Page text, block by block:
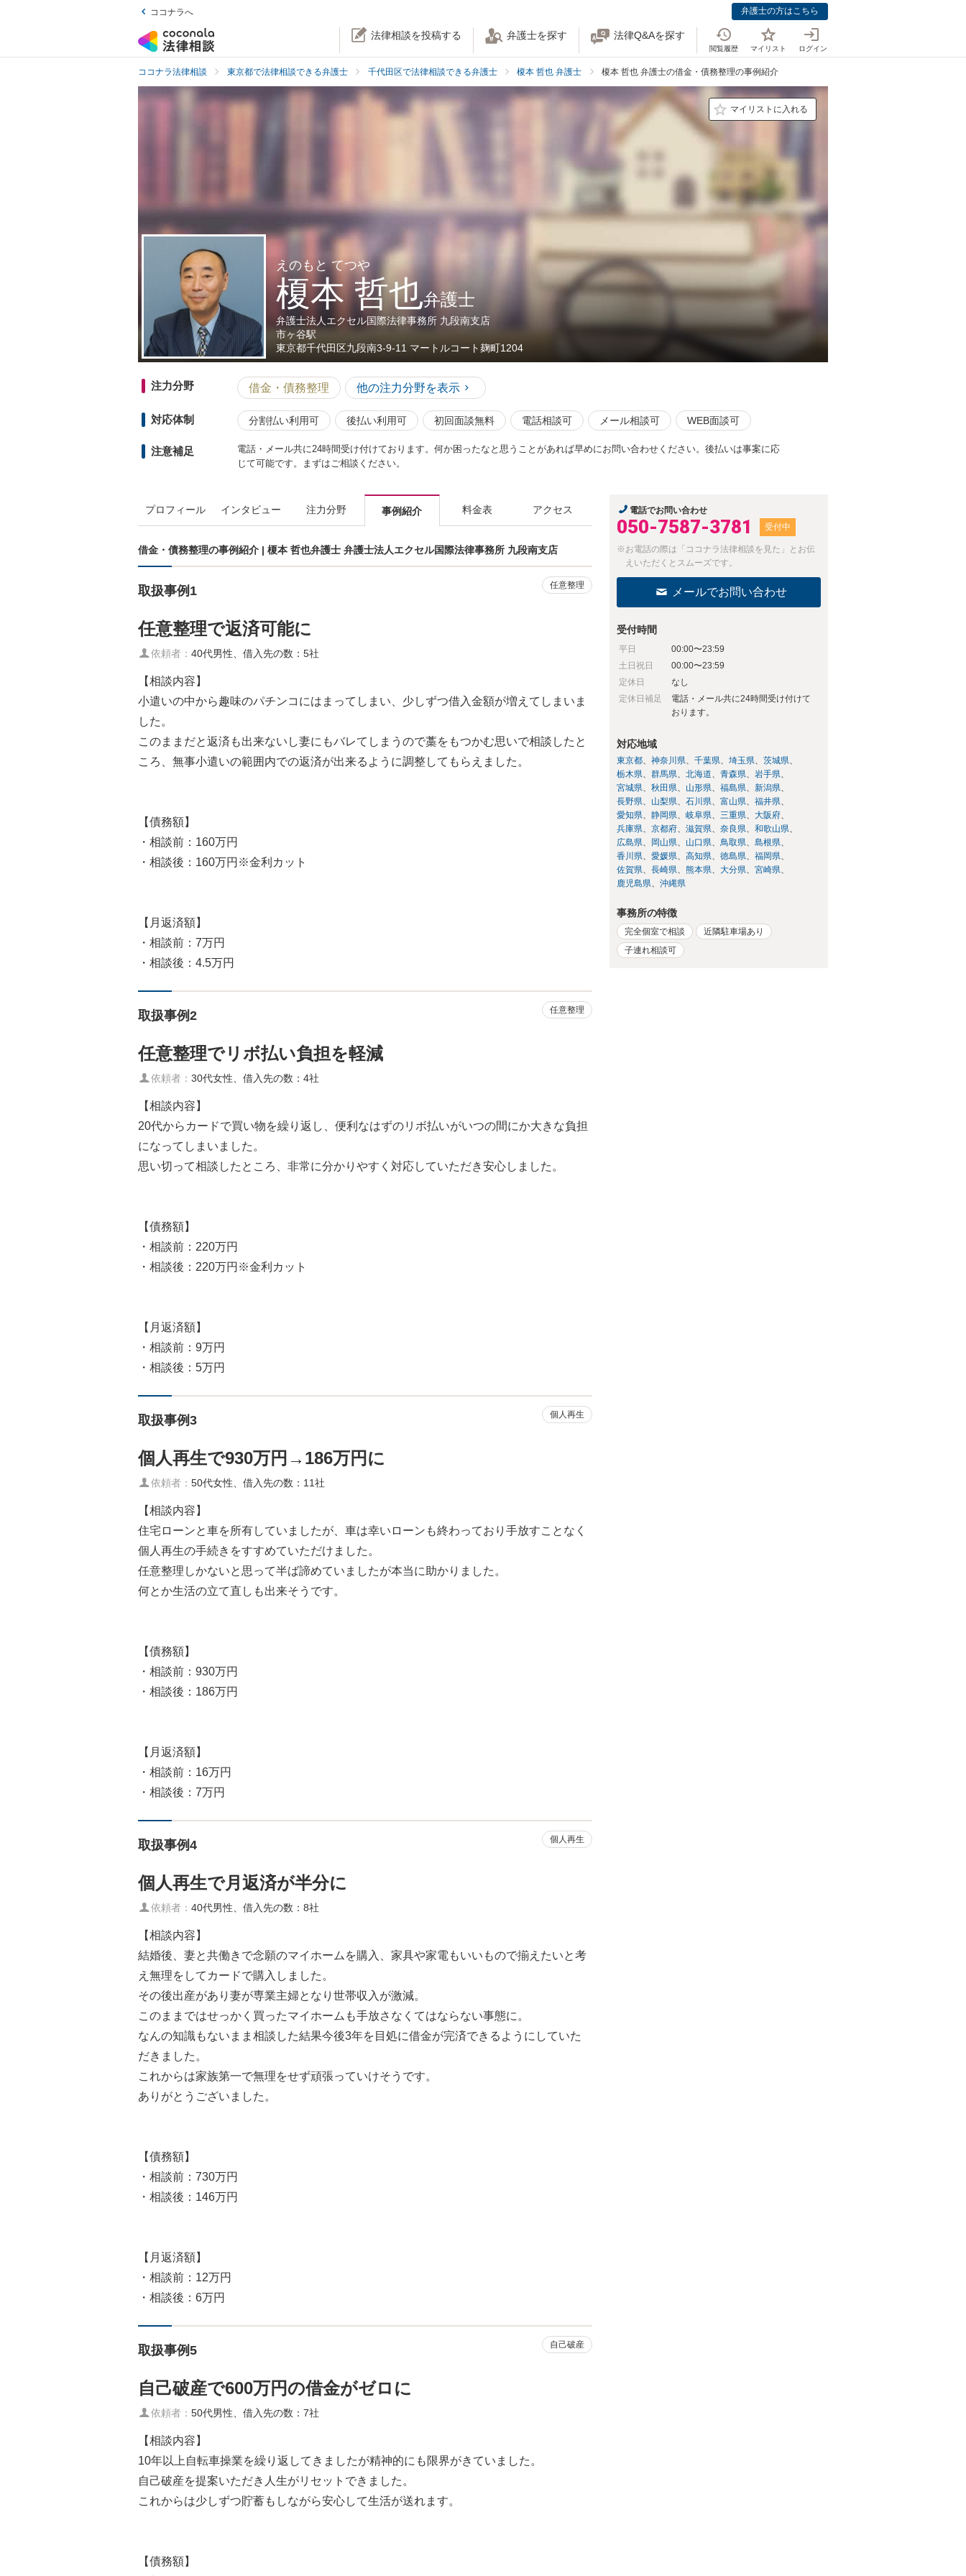
ココナラへ 弁護士の方はこちら
法律相談を投稿する 弁護士を探す 法律Q&Aを探す
閲覧履歴 マイリスト ログイン
ココナラ法律相談 東京都で法律相談できる弁護士 千代田区で法律相談できる弁護士 榎本 哲也 弁護士 榎本 哲也 弁護士の借金・債務整理の事例紹介
マイリストに入れる
えのもと てつや
榎本 哲也弁護士
弁護士法人エクセル国際法律事務所 九段南支店
市ヶ谷駅
東京都千代田区九段南3-9-11 マートルコート麹町1204
注力分野 借金・債務整理 他の注力分野を表示
対応体制 分割払い利用可 後払い利用可 初回面談無料 電話相談可 メール相談可 WEB面談可
注意補足
電話・メール共に24時間受け付けております。何か困ったなと思うことがあれば早めにお問い合わせください。後払いは事案に応
じて可能です。まずはご相談ください。
プロフィール インタビュー 注力分野 事例紹介 料金表 アクセス
借金・債務整理の事例紹介 | 榎本 哲也弁護士 弁護士法人エクセル国際法律事務所 九段南支店
取扱事例1 任意整理
任意整理で返済可能に
依頼者：40代男性、借入先の数：5社
【相談内容】
小遣いの中から趣味のパチンコにはまってしまい、少しずつ借入金額が増えてしまいま
した。
このままだと返済も出来ないし妻にもバレてしまうので藁をもつかむ思いで相談したと
ころ、無事小遣いの範囲内での返済が出来るように調整してもらえました。
【債務額】
・相談前：160万円
・相談後：160万円※金利カット
【月返済額】
・相談前：7万円
・相談後：4.5万円
取扱事例2 任意整理
任意整理でリボ払い負担を軽減
依頼者：30代女性、借入先の数：4社
【相談内容】
20代からカードで買い物を繰り返し、便利なはずのリボ払いがいつの間にか大きな負担
になってしまいました。
思い切って相談したところ、非常に分かりやすく対応していただき安心しました。
【債務額】
・相談前：220万円
・相談後：220万円※金利カット
【月返済額】
・相談前：9万円
・相談後：5万円
取扱事例3 個人再生
個人再生で930万円→186万円に
依頼者：50代女性、借入先の数：11社
【相談内容】
住宅ローンと車を所有していましたが、車は幸いローンも終わっており手放すことなく
個人再生の手続きをすすめていただけました。
任意整理しかないと思って半ば諦めていましたが本当に助かりました。
何とか生活の立て直しも出来そうです。
【債務額】
・相談前：930万円
・相談後：186万円
【月返済額】
・相談前：16万円
・相談後：7万円
取扱事例4 個人再生
個人再生で月返済が半分に
依頼者：40代男性、借入先の数：8社
【相談内容】
結婚後、妻と共働きで念願のマイホームを購入、家具や家電もいいもので揃えたいと考
え無理をしてカードで購入しました。
その後出産があり妻が専業主婦となり世帯収入が激減。
このままではせっかく買ったマイホームも手放さなくてはならない事態に。
なんの知識もないまま相談した結果今後3年を目処に借金が完済できるようにしていた
だきました。
これからは家族第一で無理をせず頑張っていけそうです。
ありがとうございました。
【債務額】
・相談前：730万円
・相談後：146万円
【月返済額】
・相談前：12万円
・相談後：6万円
取扱事例5 自己破産
自己破産で600万円の借金がゼロに
依頼者：50代男性、借入先の数：7社
【相談内容】
10年以上自転車操業を繰り返してきましたが精神的にも限界がきていました。
自己破産を提案いただき人生がリセットできました。
これからは少しずつ貯蓄もしながら安心して生活が送れます。
【債務額】
電話でお問い合わせ
050-7587-3781 受付中
※お電話の際は「ココナラ法律相談を見た」とお伝
えいただくとスムーズです。
メールでお問い合わせ
受付時間
平日
00:00〜23:59
土日祝日
00:00〜23:59
定休日
なし
定休日補足
電話・メール共に24時間受け付けて
おります。
対応地域
東京都 神奈川県 千葉県 埼玉県
茨城県
栃木県
群馬県 北海道 青森県
岩手県
宮城県
秋田県 山形県 福島県
新潟県
長野県
山梨県 石川県 富山県
福井県
愛知県
静岡県 岐阜県 三重県
大阪府
兵庫県
京都府 滋賀県 奈良県
和歌山県
広島県
岡山県 山口県 鳥取県
島根県
香川県
愛媛県 高知県 徳島県
福岡県
佐賀県
長崎県 熊本県 大分県
宮崎県
鹿児島県
沖縄県
事務所の特徴
完全個室で相談
近隣駐車場あり
子連れ相談可